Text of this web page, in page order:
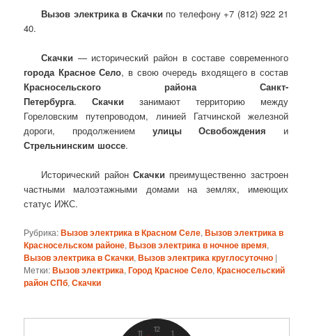
Вызов электрика в Скачки по телефону +7 (812) 922 21
40.
Скачки — исторический район в составе современного
города Красное Село, в свою очередь входящего в состав
Красносельского района Санкт-
Петербурга.Скачки занимают территорию между
Гореловским путепроводом, линией Гатчинской железной
дороги, продолжением улицы Освобождения и
Стрельнинским шоссе.
Исторический район Скачки преимущественно застроен
частными малоэтажными домами на землях, имеющих
статус ИЖС.
Рубрика:Вызов электрика в Красном Селе,Вызов электрика в
Красносельском районе,Вызов электрика в ночное время,
Вызов электрика в Скачки,Вызов электрика круглосуточно |
Метки:Вызов электрика,Город Красное Село,Красносельский
район СПб,Скачки